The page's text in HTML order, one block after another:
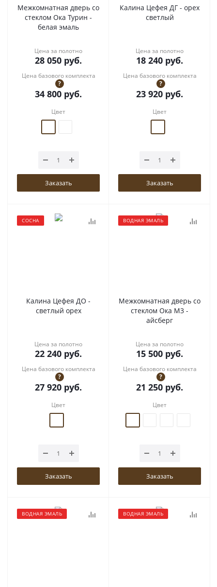
Межкомнатная дверь со
стеклом Ока Турин -
белая эмаль
Цена за полотно
28 050 руб.
Цена базового комплекта
?
34 800 руб.
Цвет
Заказать
Калина Цефея ДГ - орех
светлый
Цена за полотно
18 240 руб.
Цена базового комплекта
?
23 920 руб.
Цвет
Заказать
СОСНА
Калина Цефея ДО -
светлый орех
Цена за полотно
22 240 руб.
Цена базового комплекта
?
27 920 руб.
Цвет
Заказать
ВОДНАЯ ЭМАЛЬ
Межкомнатная дверь со
стеклом Ока М3 -
айсберг
Цена за полотно
15 500 руб.
Цена базового комплекта
?
21 250 руб.
Цвет
Заказать
ВОДНАЯ ЭМАЛЬ ВОДНАЯ ЭМАЛЬ